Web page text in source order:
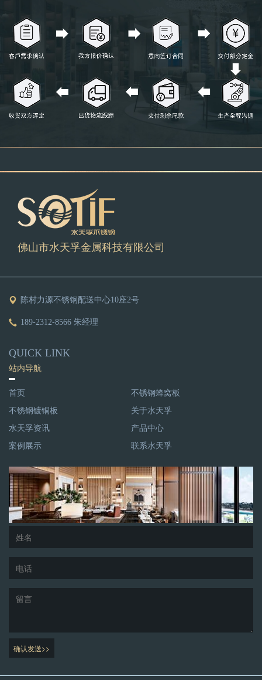
佛山市水天孚金属科技有限公司
陈村力源不锈钢配送中心10座2号
189-2312-8566 朱经理
QUICK LINK
站内导航
首页
不锈钢蜂窝板
不锈钢镀铜板
关于水天孚
水天孚资讯
产品中心
案例展示
联系水天孚
确认发送>>